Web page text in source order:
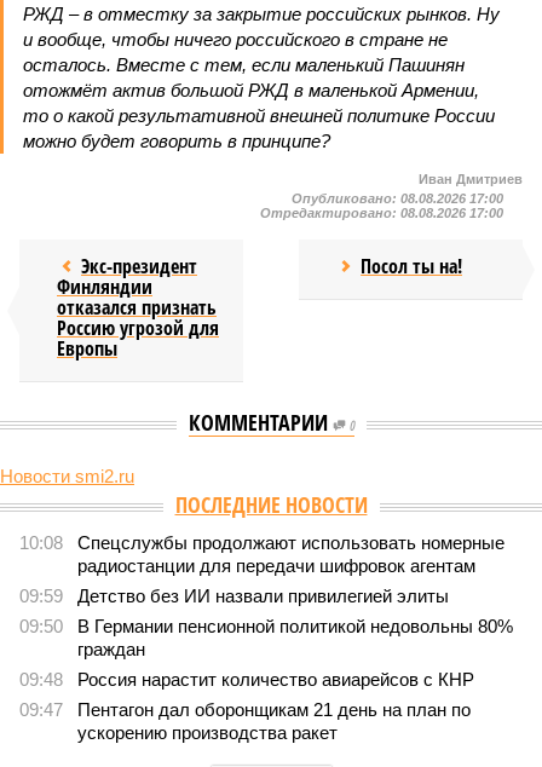
РЖД – в отместку за закрытие российских рынков. Ну
и вообще, чтобы ничего российского в стране не
осталось. Вместе с тем, если маленький Пашинян
отожмёт актив большой РЖД в маленькой Армении,
то о какой результативной внешней политике России
можно будет говорить в принципе?
Иван Дмитриев
Опубликовано: 08.08.2026 17:00
Отредактировано: 08.08.2026 17:00
Экс-президент
Финляндии
отказался признать
Россию угрозой для
Европы
Посол ты на!
КОММЕНТАРИИ 0
Новости smi2.ru
ПОСЛЕДНИЕ НОВОСТИ
10:08
Спецслужбы продолжают использовать номерные
радиостанции для передачи шифровок агентам
09:59
Детство без ИИ назвали привилегией элиты
09:50
В Германии пенсионной политикой недовольны 80%
граждан
09:48
Россия нарастит количество авиарейсов с КНР
09:47
Пентагон дал оборонщикам 21 день на план по
ускорению производства ракет